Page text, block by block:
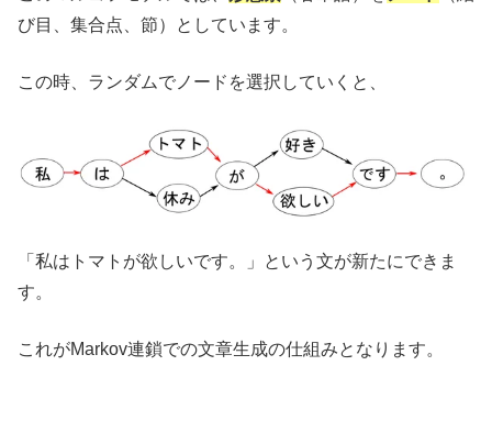
び目、集合点、節）としています。
この時、ランダムでノードを選択していくと、
「私はトマトが欲しいです。」という文が新たにできま
す。
これがMarkov連鎖での文章生成の仕組みとなります。